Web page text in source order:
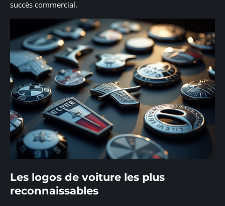
succès commercial.
Les logos de voiture les plus
reconnaissables